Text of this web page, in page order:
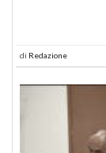
di Redazione